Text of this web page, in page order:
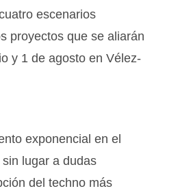
escenarios
proyectos que se aliarán
y 1 de agosto en Vélez-
exponencial en el
lugar a dudas
del techno más